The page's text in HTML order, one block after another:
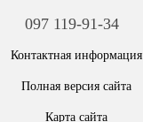
097 119-91-34
Контактная информация
Полная версия сайта
Карта сайта